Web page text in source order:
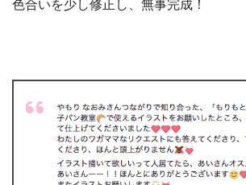
色合いを少し修正し、無事完成！